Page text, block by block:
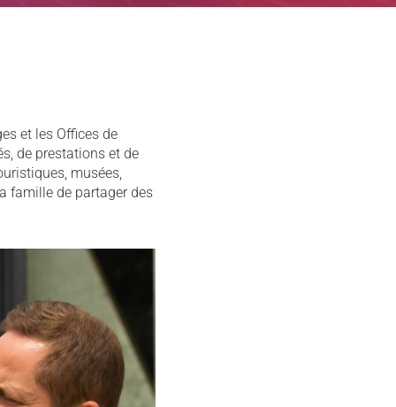
et les Offices de
de prestations et de
musées,
famille de partager des